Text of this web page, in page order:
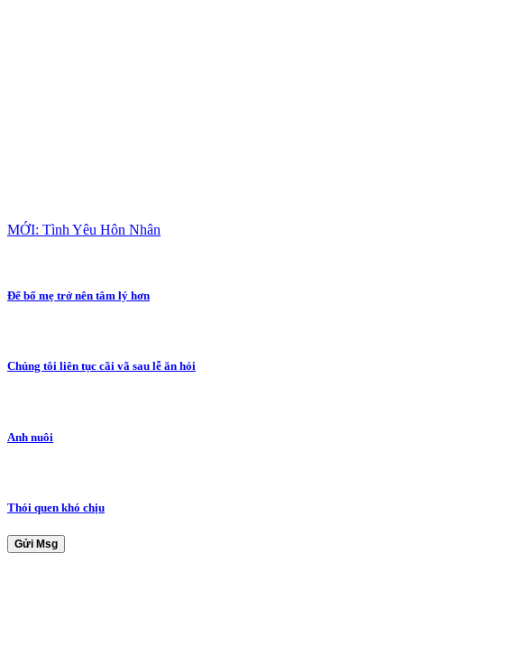
MỚI: Tình Yêu Hôn Nhân
Để bố mẹ trở nên tâm lý hơn
Chúng tôi liên tục cãi vã sau lễ ăn hỏi
Anh nuôi
Thói quen khó chịu
Gửi Msg